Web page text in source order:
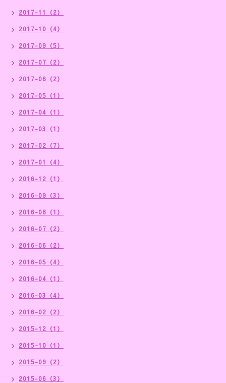
2017-11（2）
2017-10（4）
2017-09（5）
2017-07（2）
2017-06（2）
2017-05（1）
2017-04（1）
2017-03（1）
2017-02（7）
2017-01（4）
2016-12（1）
2016-09（3）
2016-08（1）
2016-07（2）
2016-06（2）
2016-05（4）
2016-04（1）
2016-03（4）
2016-02（2）
2015-12（1）
2015-10（1）
2015-09（2）
2015-06（3）